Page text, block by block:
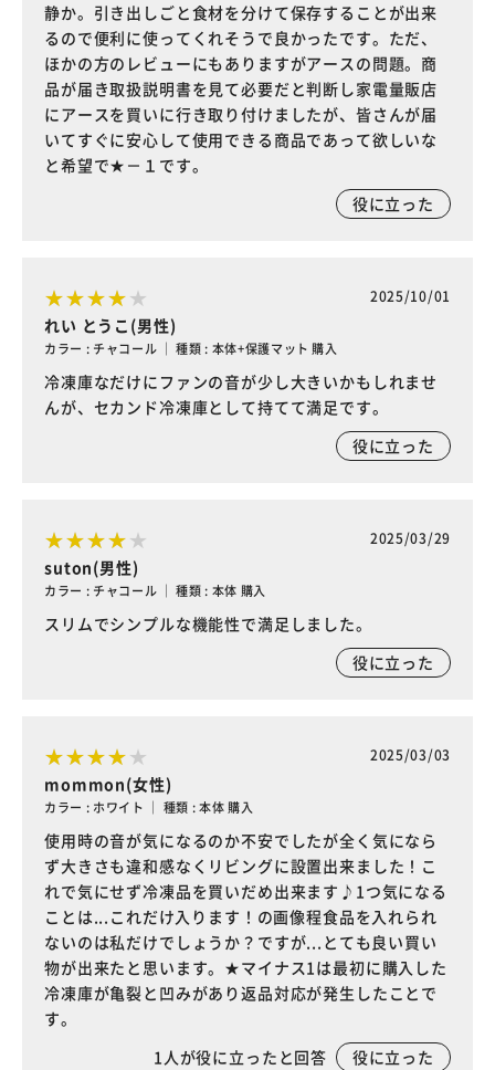
静か。引き出しごと食材を分けて保存することが出来
るので便利に使ってくれそうで良かったです。ただ、
ほかの方のレビューにもありますがアースの問題。商
品が届き取扱説明書を見て必要だと判断し家電量販店
にアースを買いに行き取り付けましたが、皆さんが届
いてすぐに安心して使用できる商品であって欲しいな
と希望で★－１です。
役に立った
2025/10/01
れい とうこ(男性)
カラー : チャコール ｜ 種類 : 本体+保護マット 購入
冷凍庫なだけにファンの音が少し大きいかもしれませ
んが、セカンド冷凍庫として持てて満足です。
役に立った
2025/03/29
suton(男性)
カラー : チャコール ｜ 種類 : 本体 購入
スリムでシンプルな機能性で満足しました。
役に立った
2025/03/03
mommon(女性)
カラー : ホワイト ｜ 種類 : 本体 購入
使用時の音が気になるのか不安でしたが全く気になら
ず大きさも違和感なくリビングに設置出来ました！こ
れで気にせず冷凍品を買いだめ出来ます♪1つ気になる
ことは...これだけ入ります！の画像程食品を入れられ
ないのは私だけでしょうか？ですが...とても良い買い
物が出来たと思います。★マイナス1は最初に購入した
冷凍庫が亀裂と凹みがあり返品対応が発生したことで
す。
1人が役に立ったと回答 役に立った